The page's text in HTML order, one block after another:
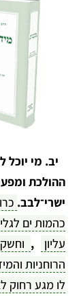
יב.מי יוכל
ההולכת
ישרי־לבב.
כהמות ים לגליו
עליון
וחשק
הרוחניות
לו מגע רחוק